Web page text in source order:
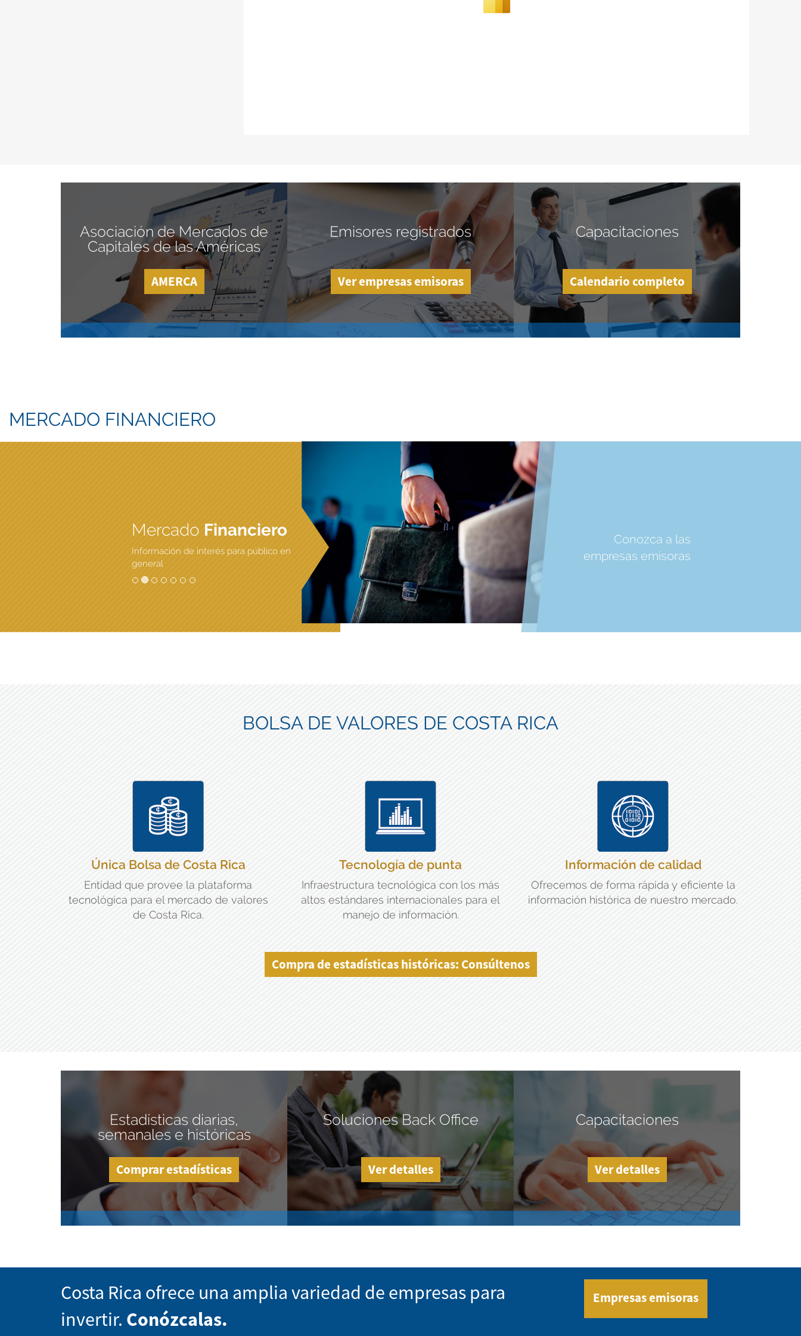
Asociación de Mercados de
Capitales de las Américas
AMERCA
Emisores registrados
Ver empresas emisoras
Capacitaciones
Calendario completo
MERCADO FINANCIERO
Mercado Financiero
Información de interés para público en
general
Conozca a las
empresas emisoras
BOLSA DE VALORES DE COSTA RICA
Única Bolsa de Costa Rica
Entidad que provee la plataforma
tecnológica para el mercado de valores
de Costa Rica.
Tecnología de punta
Infraestructura tecnológica con los más
altos estándares internacionales para el
manejo de información.
Información de calidad
Ofrecemos de forma rápida y eficiente la
información histórica de nuestro mercado.
Compra de estadísticas históricas: Consúltenos
Estadísticas diarias,
semanales e históricas
Comprar estadísticas
Soluciones Back Office
Ver detalles
Capacitaciones
Ver detalles
Costa Rica ofrece una amplia variedad de empresas para
invertir. Conózcalas.
Empresas emisoras